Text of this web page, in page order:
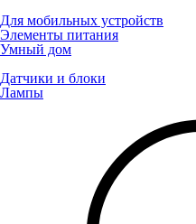
Для мобильных устройств
Элементы питания
Умный дом
Датчики и блоки
Лампы